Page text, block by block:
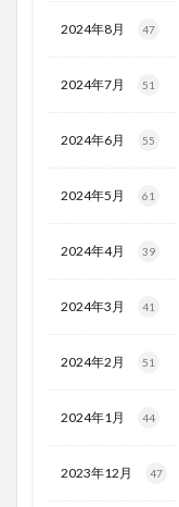
2024年8月 47
2024年7月 51
2024年6月 55
2024年5月 61
2024年4月 39
2024年3月 41
2024年2月 51
2024年1月 44
2023年12月 47